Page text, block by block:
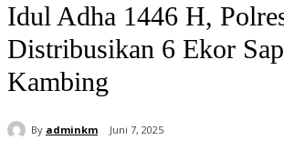
Idul Adha 1446 H,
Distribusikan 6 Ekor
Kambing
By adminkm Juni 7, 2025